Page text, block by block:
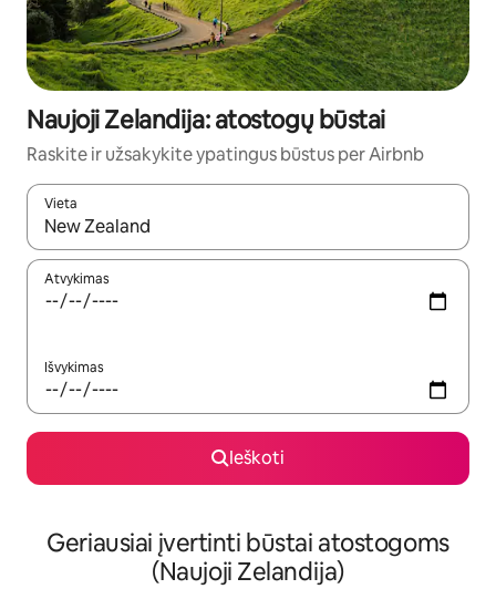
Naujoji Zelandija: atostogų būstai
Raskite ir užsakykite ypatingus būstus per Airbnb
Vieta
Kai pasirodys paieškos rezultatai, juos naršyti galite
Atvykimas
Išvykimas
Ieškoti
Geriausiai įvertinti būstai atostogoms
(Naujoji Zelandija)